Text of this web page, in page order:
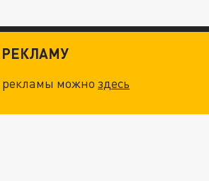
рекламы можноздесь